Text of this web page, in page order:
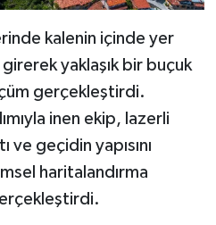
kalenin içinde yer
yaklaşık bir buçuk
gerçekleştirdi.
inen ekip, lazerli
geçidin yapısını
haritalandırma